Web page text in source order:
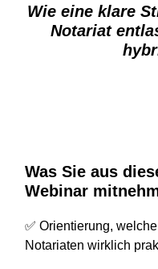
Wie eine klare
Notariat
Was Sie aus
Webinar
✅ Orientierung,
Notariaten wirklich